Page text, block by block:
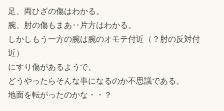
足、両ひざの傷はわかる。
腕、肘の傷もまあ‥片方はわかる。
しかしもう一方の腕は腕のオモテ付近（？肘の反対付
近）
にすり傷があるようで、
どうやったらそんな事になるのか不思議である。
地面を転がったのかな・・？